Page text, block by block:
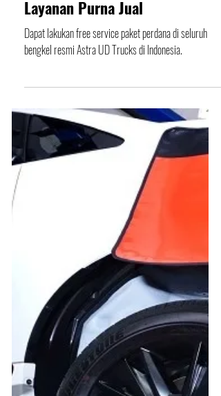
Astra UD Trucks Resmikan
Gudang Suku Cadang di
Semarang untuk Tingkatkan
bengkel resmi Astra UD Trucks di Indonesia.